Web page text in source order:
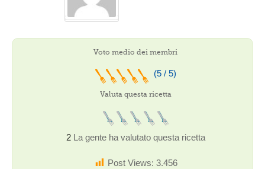
Voto medio dei membri
(5 / 5)
Valuta questa ricetta
2 La gente ha valutato questa ricetta
Post Views: 3.456